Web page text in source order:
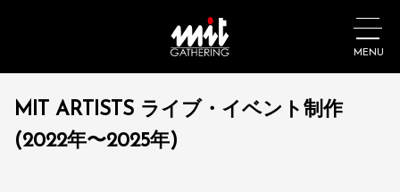
MENU
MIT ARTISTS ライブ・イベント制作
(2022年〜2025年)